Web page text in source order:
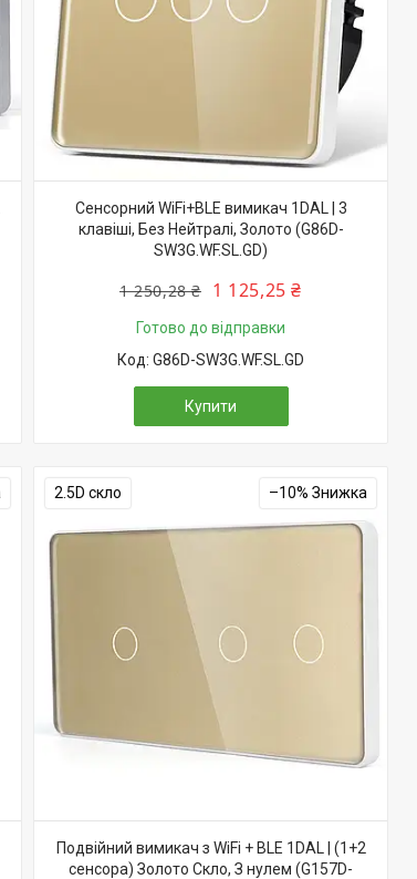
Сенсорний WiFi+BLE вимикач 1DAL | 3
клавіші, Без Нейтралі, Золото (G86D-
SW3G.WF.SL.GD)
1 250,28 ₴ 1 125,25 ₴
Готово до відправки
G86D-SW3G.WF.SL.GD
Купити
2.5D скло –10%
Подвійний вимикач з WiFi + BLE 1DAL | (1+2
сенсора) Золото Скло, З нулем (G157D-